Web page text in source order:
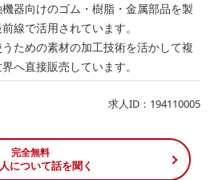
器向けのゴム・樹脂・金属部品を製
線で活用されています。
ための素材の加工技術を活かして複
へ直接販売しています。
求人ID：194110005
完全無料
について話を聞く